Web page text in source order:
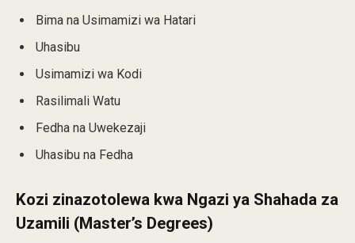
Bima na Usimamizi wa Hatari
Uhasibu
Usimamizi wa Kodi
Rasilimali Watu
Fedha na Uwekezaji
Uhasibu na Fedha
Kozi zinazotolewa kwa Ngazi ya Shahada za
Uzamili (Master’s Degrees)